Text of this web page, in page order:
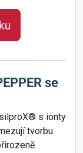
se
s ionty
tvorbu